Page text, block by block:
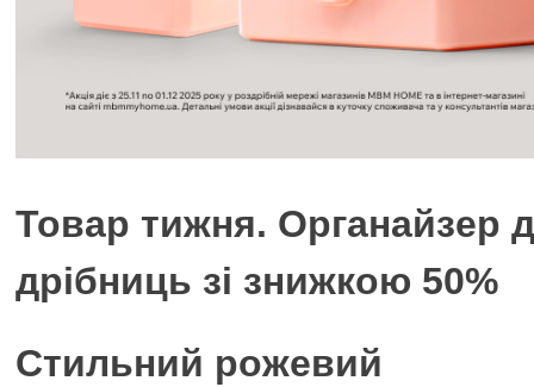
Товар тижня. Органайзер
дрібниць зі знижкою 50%
Стильний рожевий